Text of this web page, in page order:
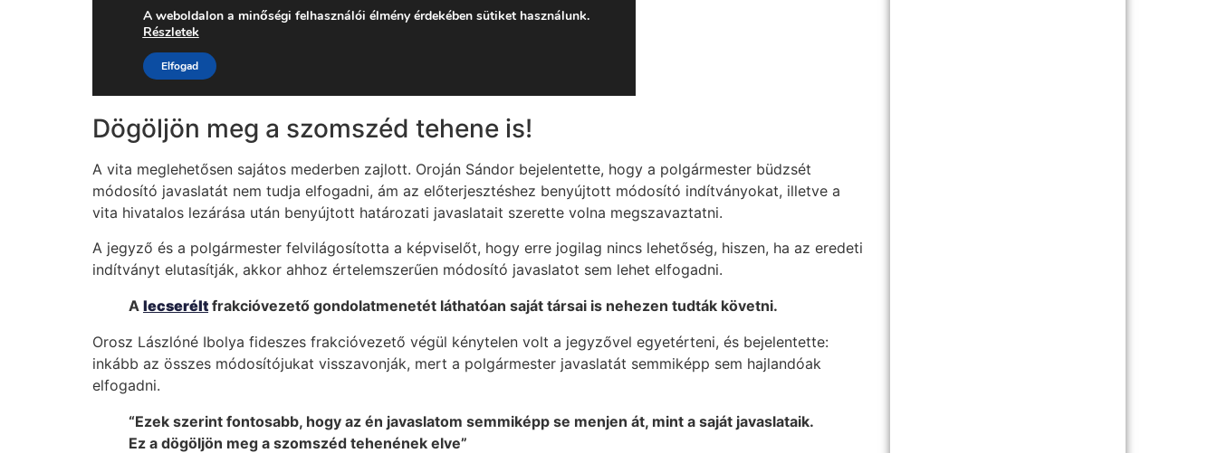
Dögöljön meg a szomszéd tehene is!
A vita meglehetősen sajátos mederben zajlott. Oroján Sándor bejelentette, hogy a polgármester büdzsét
módosító javaslatát nem tudja elfogadni, ám az előterjesztéshez benyújtott módosító indítványokat, illetve a
vita hivatalos lezárása után benyújtott határozati javaslatait szerette volna megszavaztatni.
A jegyző és a polgármester felvilágosította a képviselőt, hogy erre jogilag nincs lehetőség, hiszen, ha az eredeti
indítványt elutasítják, akkor ahhoz értelemszerűen módosító javaslatot sem lehet elfogadni.
A lecserélt frakcióvezető gondolatmenetét láthatóan saját társai is nehezen tudták követni.
Orosz Lászlóné Ibolya fideszes frakcióvezető végül kénytelen volt a jegyzővel egyetérteni, és bejelentette:
inkább az összes módosítójukat visszavonják, mert a polgármester javaslatát semmiképp sem hajlandóak
elfogadni.
“Ezek szerint fontosabb, hogy az én javaslatom semmiképp se menjen át, mint a saját javaslataik.
Ez a dögöljön meg a szomszéd tehenének elve”